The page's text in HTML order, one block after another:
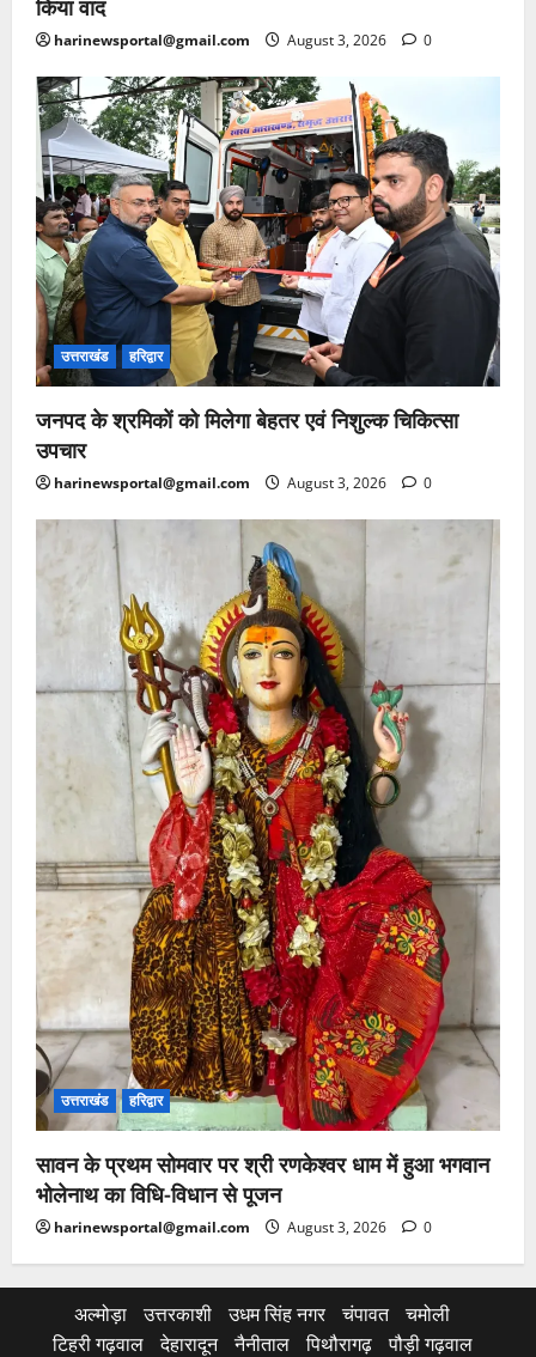
किया वाद
harinewsportal@gmail.com August 3, 2026 0
उत्तराखंड हरिद्वार
जनपद के श्रमिकों को मिलेगा बेहतर एवं निशुल्क चिकित्सा
उपचार
harinewsportal@gmail.com August 3, 2026 0
उत्तराखंड हरिद्वार
सावन के प्रथम सोमवार पर श्री रणकेश्वर धाम में हुआ भगवान
भोलेनाथ का विधि-विधान से पूजन
harinewsportal@gmail.com August 3, 2026 0
अल्मोड़ा उत्तरकाशी उधम सिंह नगर चंपावत
चमोली
टिहरी गढ़वाल
देहारादून नैनीताल पिथौरागढ़ पौड़ी गढ़वाल